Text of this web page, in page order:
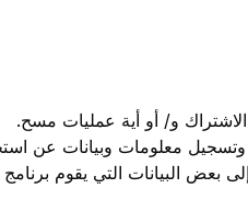
و/ أو أية عمليات مسح.
معلومات وبيانات عن
بعض البيانات التي يقوم